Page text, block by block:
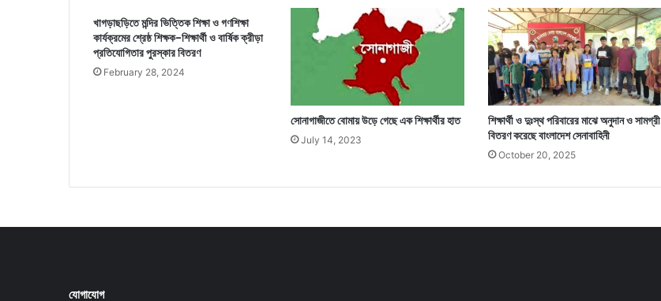
খাগড়াছড়িতে মন্দির ভিত্তিক শিক্ষা ও গণশিক্ষা
কার্যক্রমের শ্রেষ্ঠ শিক্ষক-শিক্ষার্থী ও বার্ষিক ক্রীড়া
প্রতিযোগিতার পুরস্কার বিতরণ
February 28, 2024
সোনাগাজীতে বোমায় উড়ে গেছে এক শিক্ষার্থীর হাত
July 14, 2023
শিক্ষার্থী ও দুঃস্থ পরিবারের মাঝে অনুদান ও সামগ্রী
বিতরণ করেছে বাংলাদেশ সেনাবাহিনী
October 20, 2025
যোগাযোগ